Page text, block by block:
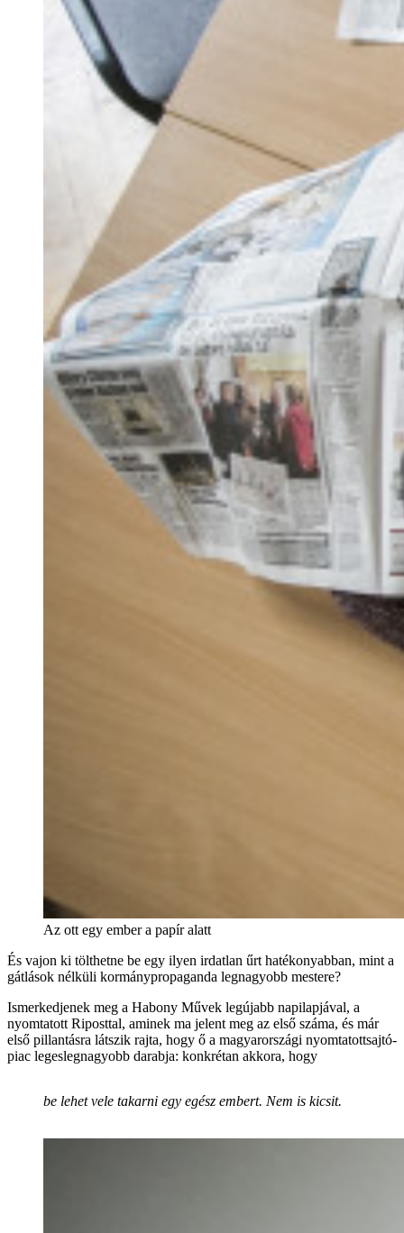
Az ott egy ember a papír alatt
És vajon ki tölthetne be egy ilyen irdatlan űrt hatékonyabban, mint a
gátlások nélküli kormánypropaganda legnagyobb mestere?
Ismerkedjenek meg a Habony Művek legújabb napilapjával, a
nyomtatott Riposttal, aminek ma jelent meg az első száma, és már
első pillantásra látszik rajta, hogy ő a magyarországi nyomtatottsajtó-
piac legeslegnagyobb darabja: konkrétan akkora, hogy
be lehet vele takarni egy egész embert. Nem is kicsit.